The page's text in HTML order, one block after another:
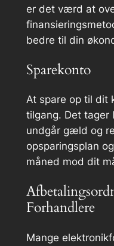
er det værd at
bedre til din
Sparekonto
At spare op til dit
tilgang. Det
undgår gæld og
opsparingsplan
måned mod dit
Forhandlere
Mange